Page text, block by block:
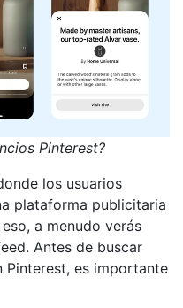
Pinterest?
los usuarios
plataforma publicitaria
a menudo verás
Antes de buscar
Pinterest, es importante